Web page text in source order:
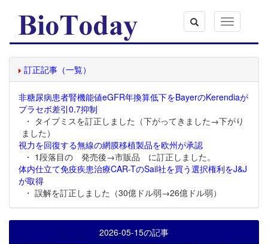
Toggle
navigation
訂正記事（一覧）
非糖尿病患者腎機能値eGFR年換算低下をBayerのKerendiaが
プラセボ差引0.7抑制
・ タイプミスを訂正しました（下がってきました→下がり
ました）
視力を回復する無線の網膜移植製品を欧州が承認
・ 1段落目の 発売後→市販品 に訂正しました。
体内仕立て免疫疾患治療CAR-TのSail社を買う選択権利をJ&J
が取得
・ 誤解を訂正しました（30億ドル弱→26億ドル弱）
2026-05-15の記事